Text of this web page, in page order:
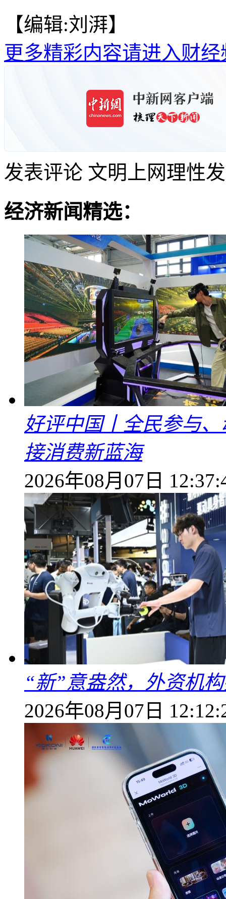
【编辑:刘湃】
更多精彩内容请进入财经
发表评论 文明上网理性
经济新闻精选：
好评中国丨全民参与
接消费新蓝海
2026年08月07日
“新”意盎然，外资机
2026年08月07日